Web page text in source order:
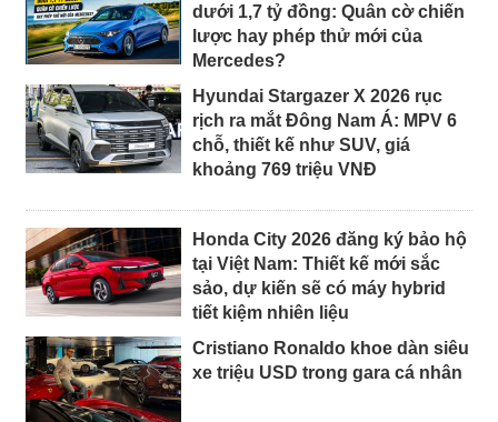
dưới 1,7 tỷ đồng: Quân cờ chiến
lược hay phép thử mới của
Mercedes?
Hyundai Stargazer X 2026 rục
rịch ra mắt Đông Nam Á: MPV 6
chỗ, thiết kế như SUV, giá
khoảng 769 triệu VNĐ
Honda City 2026 đăng ký bảo hộ
tại Việt Nam: Thiết kế mới sắc
sảo, dự kiến sẽ có máy hybrid
tiết kiệm nhiên liệu
Cristiano Ronaldo khoe dàn siêu
xe triệu USD trong gara cá nhân